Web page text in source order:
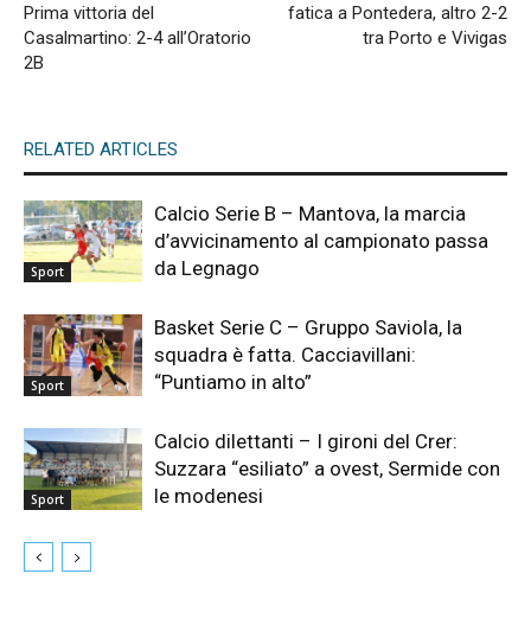
Prima vittoria del
Casalmartino: 2-4 all’Oratorio
2B
fatica a Pontedera, altro 2-2
tra Porto e Vivigas
RELATED ARTICLES
Sport
Calcio Serie B – Mantova, la marcia
d’avvicinamento al campionato passa
da Legnago
Sport
Basket Serie C – Gruppo Saviola, la
squadra è fatta. Cacciavillani:
“Puntiamo in alto”
Sport
Calcio dilettanti – I gironi del Crer:
Suzzara “esiliato” a ovest, Sermide con
le modenesi